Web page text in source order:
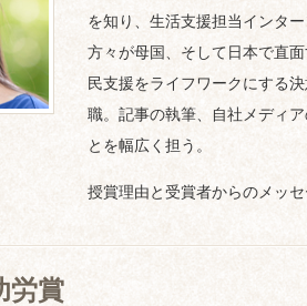
を知り、生活支援担当インタ
方々が母国、そして日本で直
民支援をライフワークにする
職。記事の執筆、自社メディ
とを幅広く担う。
授賞理由と受賞者からのメッ
労賞